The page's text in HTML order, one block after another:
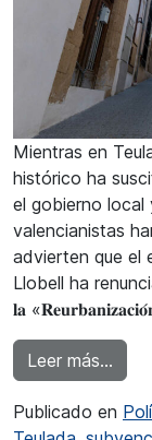
Mientras en
histórico ha
el gobierno local
valencianistas
advierten que el
Llobell ha
𝐥𝐚
Leer más…
Publicado en